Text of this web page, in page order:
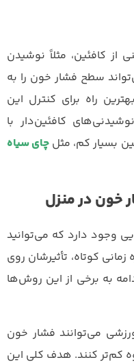
کافئین، مثلاً نوشیدن
سطح فشار خون را به
راه برای کنترل این
کافئین‌دار با
بسیار کم، مثل چای سیاه
در منزل
وجود دارد که می‌توانید
کوتاه، تأثیرشان روی
به برخی از این روش‌ها
می‌توانند فشار خون
میلی‌متر جیوه کم‌تر کنند. هدف کلی این